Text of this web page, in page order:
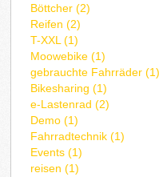
Böttcher (2)
Reifen (2)
T-XXL (1)
Moowebike (1)
gebrauchte Fahrräder (1)
Bikesharing (1)
e-Lastenrad (2)
Demo (1)
Fahrradtechnik (1)
Events (1)
reisen (1)